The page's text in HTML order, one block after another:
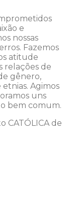
e
nossas
Fazemos
atitude
relações de
gênero,
Agimos
uns
bem comum.
CATÓLICA de